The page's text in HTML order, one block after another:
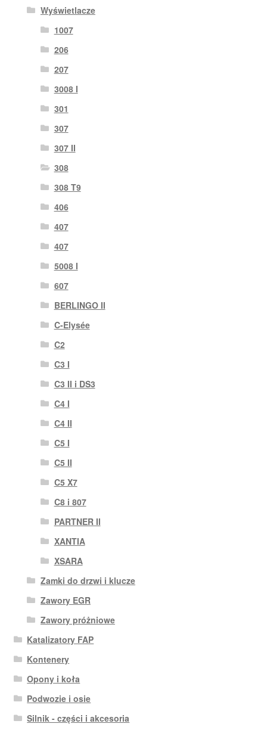
Wyświetlacze
1007
206
207
3008 I
301
307
307 II
308
308 T9
406
407
407
5008 I
607
BERLINGO II
C-Elysée
C2
C3 I
C3 II i DS3
C4 I
C4 II
C5 I
C5 II
C5 X7
C8 i 807
PARTNER II
XANTIA
XSARA
Zamki do drzwi i klucze
Zawory EGR
Zawory próżniowe
Katalizatory FAP
Kontenery
Opony i koła
Podwozie i osie
Silnik - części i akcesoria